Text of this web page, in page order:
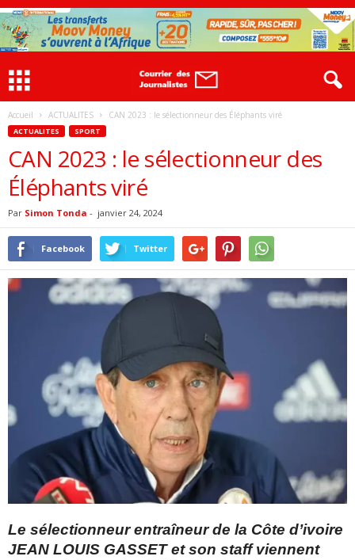
Accueil ACTUALITES CAN 2023 : le sélectionneur des Éléphants viré
ACTUALITES SPORT
CAN 2023 : le sélectionneur des
Éléphants viré
Par Simon Tonda - janvier 24, 2024
Facebook Twitter
Le sélectionneur entraîneur de la Côte d’ivoire
JEAN LOUIS GASSET et son staff viennent